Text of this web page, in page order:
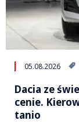
05.08.2026
Dacia ze
cenie.
tanio